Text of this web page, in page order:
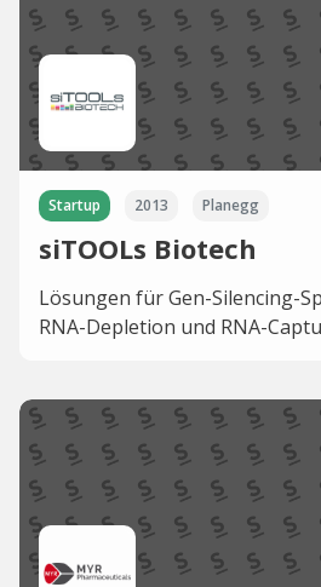
Startup 2013 Planegg
siTOOLs Biotech
Lösungen für Gen-Silencing-
RNA-Depletion und RNA-